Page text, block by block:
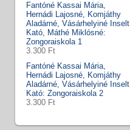
Fantóné Kassai Mária,
Hernádi Lajosné, Komjáthy
Aladárné, Vásárhelyiné Inselt
Kató, Máthé Miklósné:
Zongoraiskola 1
3.300 Ft
Fantóné Kassai Mária,
Hernádi Lajosné, Komjáthy
Aladárné, Vásárhelyiné Inselt
Kató: Zongoraiskola 2
3.300 Ft